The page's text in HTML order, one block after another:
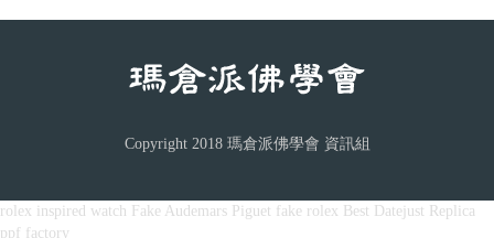
Copyright 2018 瑪倉派佛學會 資訊組
rolex inspired watch Fake Audemars Piguet fake rolex
Best Datejust Replica
ppf factory